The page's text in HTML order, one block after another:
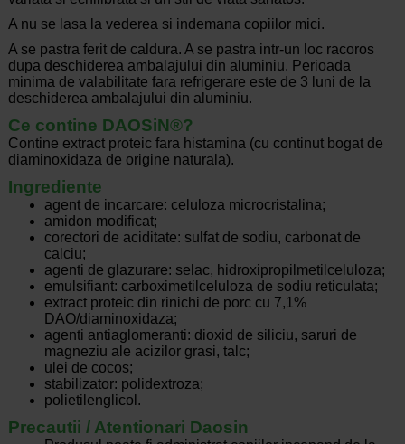
A nu se lasa la vederea si indemana copiilor mici.
A se pastra ferit de caldura. A se pastra intr-un loc racoros
dupa deschiderea ambalajului din aluminiu. Perioada
minima de valabilitate fara refrigerare este de 3 luni de la
deschiderea ambalajului din aluminiu.
Ce contine DAOSiN®?
Contine extract proteic fara histamina (cu continut bogat de
diaminoxidaza de origine naturala).
Ingrediente
agent de incarcare: celuloza microcristalina;
amidon modificat;
corectori de aciditate: sulfat de sodiu, carbonat de
calciu;
agenti de glazurare: selac, hidroxipropilmetilceluloza;
emulsifiant: carboximetilceluloza de sodiu reticulata;
extract proteic din rinichi de porc cu 7,1%
DAO/diaminoxidaza;
agenti antiaglomeranti: dioxid de siliciu, saruri de
magneziu ale acizilor grasi, talc;
ulei de cocos;
stabilizator: polidextroza;
polietilenglicol.
Precautii / Atentionari Daosin